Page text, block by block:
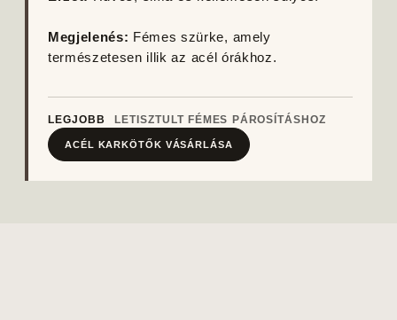
Megjelenés: Fémes szürke, amely
természetesen illik az acél órákhoz.
LEGJOBB LETISZTULT FÉMES PÁROSÍTÁSHOZ
ACÉL KARKÖTŐK VÁSÁRLÁSA